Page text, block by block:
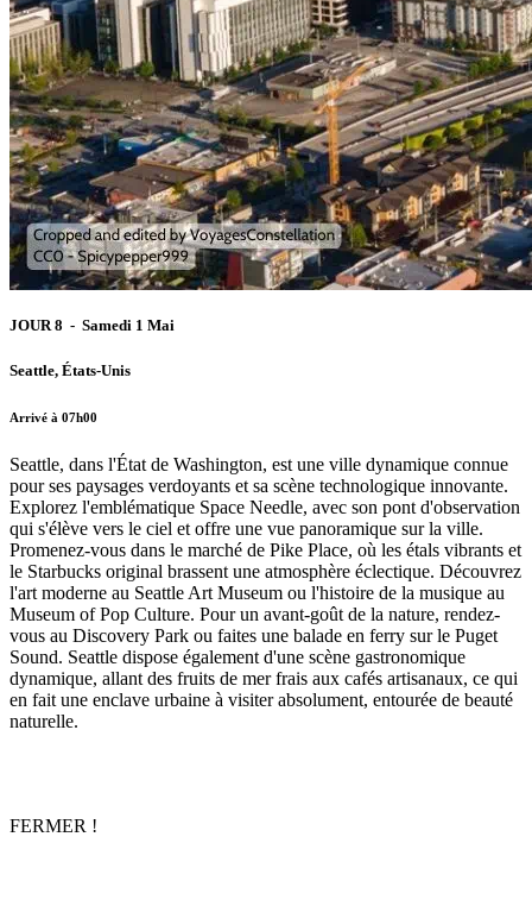
JOUR 8 - Samedi 1 Mai
Seattle, États-Unis
Arrivé à 07h00
Seattle, dans l'État de Washington, est une ville dynamique connue
pour ses paysages verdoyants et sa scène technologique innovante.
Explorez l'emblématique Space Needle, avec son pont d'observation
qui s'élève vers le ciel et offre une vue panoramique sur la ville.
Promenez-vous dans le marché de Pike Place, où les étals vibrants et
le Starbucks original brassent une atmosphère éclectique. Découvrez
l'art moderne au Seattle Art Museum ou l'histoire de la musique au
Museum of Pop Culture. Pour un avant-goût de la nature, rendez-
vous au Discovery Park ou faites une balade en ferry sur le Puget
Sound. Seattle dispose également d'une scène gastronomique
dynamique, allant des fruits de mer frais aux cafés artisanaux, ce qui
en fait une enclave urbaine à visiter absolument, entourée de beauté
naturelle.
FERMER !